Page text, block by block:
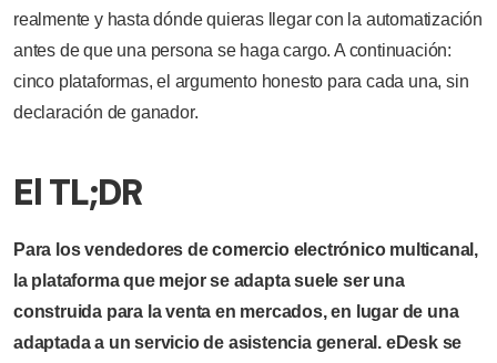
realmente y hasta dónde quieras llegar con la automatización
antes de que una persona se haga cargo. A continuación:
cinco plataformas, el argumento honesto para cada una, sin
declaración de ganador.
El TL;DR
Para los vendedores de comercio electrónico multicanal,
la plataforma que mejor se adapta suele ser una
construida para la venta en mercados, en lugar de una
adaptada a un servicio de asistencia general. eDesk se